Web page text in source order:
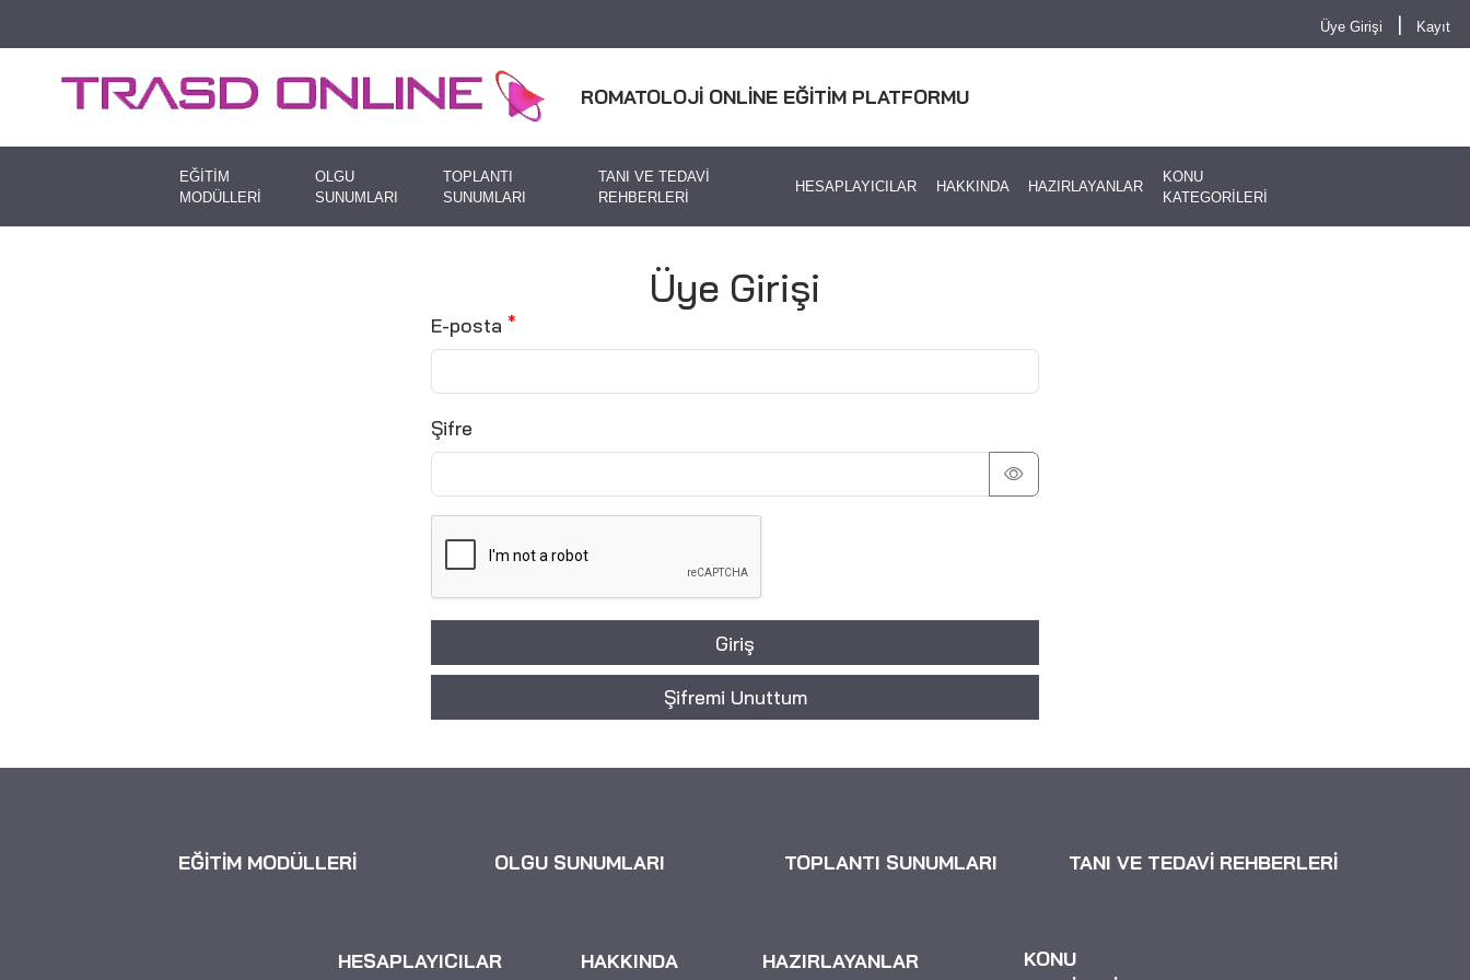
Üye Girişi | Kayıt
ROMATOLOJİ ONLİNE EĞİTİM PLATFORMU
EĞİTİM
MODÜLLERİ
OLGU
SUNUMLARI
TOPLANTI
SUNUMLARI
TANI VE TEDAVİ
REHBERLERİ
HESAPLAYICILAR HAKKINDA HAZIRLAYANLAR
KONU
KATEGORİLERİ
Üye Girişi
E-posta
Şifre
Giriş
Şifremi Unuttum
EĞİTİM MODÜLLERİ OLGU SUNUMLARI TOPLANTI SUNUMLARI TANI VE TEDAVİ REHBERLERİ
HESAPLAYICILAR HAKKINDA HAZIRLAYANLAR
KONU